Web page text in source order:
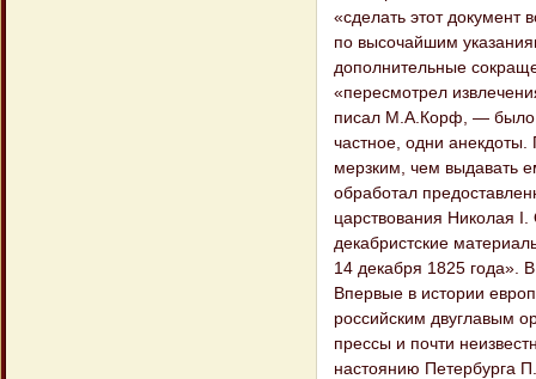
«сделать этот
по высочайшим
дополнительные
«пересмотрел
писал М.А.Корф, — было
частное, одни
мерзким, чем выдавать
обработал
царствования Николая I.
декабристские
14 декабря 1825 года».
Впервые в истории
российским двуглавым
прессы и почти
настоянию Петербурга